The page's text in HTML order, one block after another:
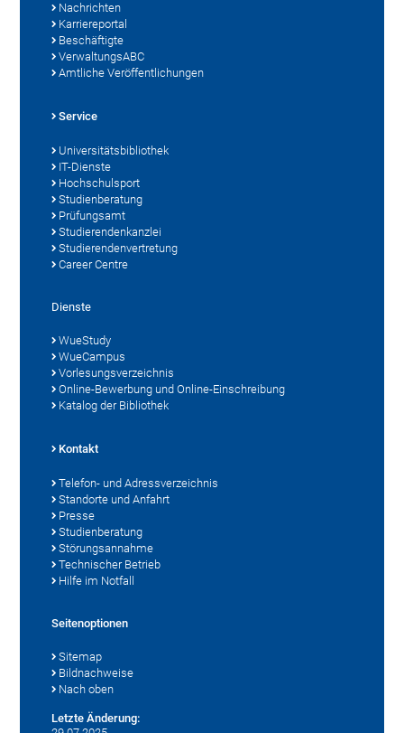
Nachrichten
Karriereportal
Beschäftigte
VerwaltungsABC
Amtliche Veröffentlichungen
Service
Universitätsbibliothek
IT-Dienste
Hochschulsport
Studienberatung
Prüfungsamt
Studierendenkanzlei
Studierendenvertretung
Career Centre
Dienste
WueStudy
WueCampus
Vorlesungsverzeichnis
Online-Bewerbung und Online-Einschreibung
Katalog der Bibliothek
Kontakt
Telefon- und Adressverzeichnis
Standorte und Anfahrt
Presse
Studienberatung
Störungsannahme
Technischer Betrieb
Hilfe im Notfall
Seitenoptionen
Sitemap
Bildnachweise
Nach oben
Letzte Änderung: